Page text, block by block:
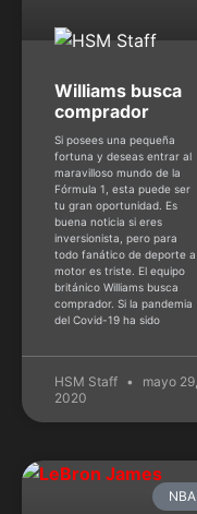
Williams busca
comprador
Si posees una pequeña
fortuna y deseas entrar al
maravilloso mundo de la
Fórmula 1, esta puede ser
tu gran oportunidad. Es
buena noticia si eres
inversionista, pero para
todo fanático de deporte a
motor es triste. El equipo
británico Williams busca
comprador. Si la pandemia
del Covid-19 ha sido
HSM Staff
mayo 29,
2020
NBA